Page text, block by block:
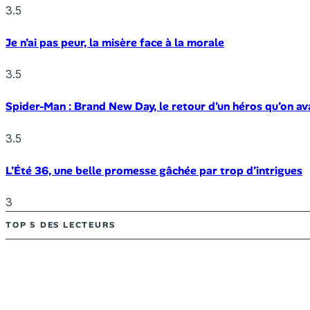
3.5
Je n’ai pas peur, la misère face à la morale
3.5
Spider-Man : Brand New Day, le retour d’un héros qu’on
3.5
L’Été 36, une belle promesse gâchée par trop d’intrigues
3
TOP 5 DES LECTEURS